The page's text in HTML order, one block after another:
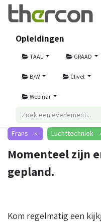
Opleidingen
TAAL GRAAD
B/W Clivet
Webinar
Frans × Luchttechniek
Momenteel zijn
gepland.
Kom regelmatig een